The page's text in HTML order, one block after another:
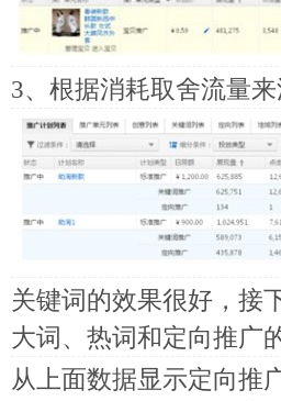
3、根据消耗取舍流量
关键词的效果很好，接
大词、热词和定向推广
从上面数据显示定向推